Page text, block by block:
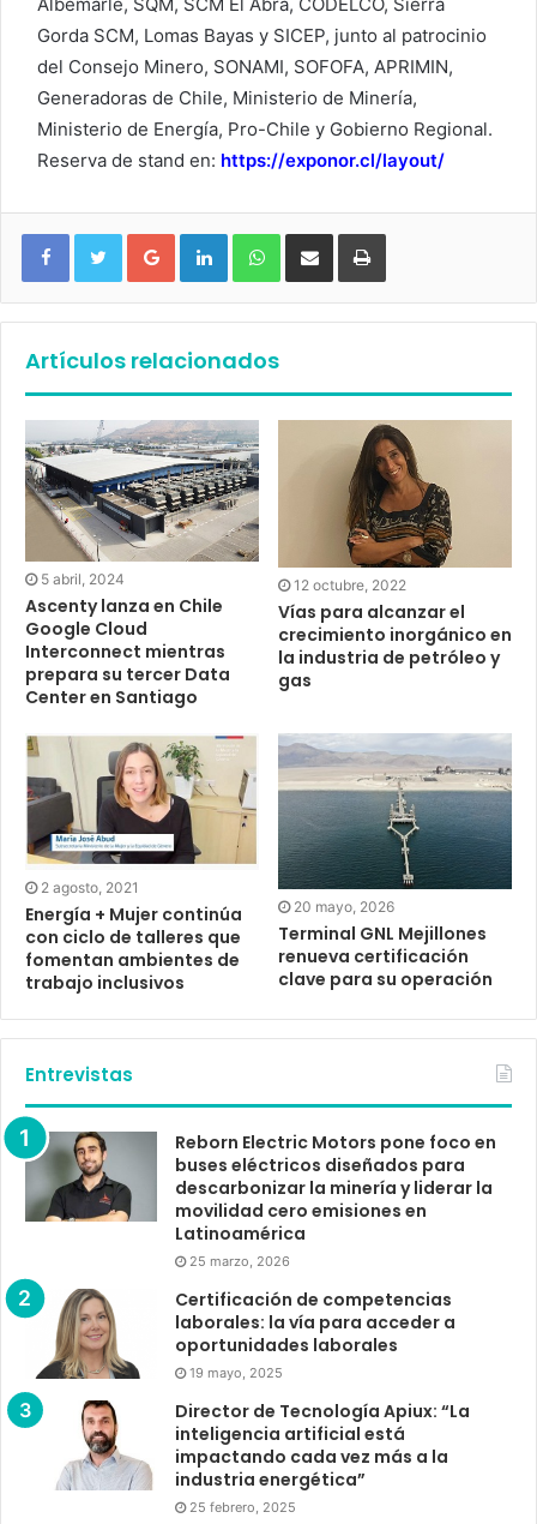
Gorda SCM, Lomas Bayas y SICEP, junto al patrocinio
del Consejo Minero, SONAMI, SOFOFA, APRIMIN,
Generadoras de Chile, Ministerio de Minería,
Ministerio de Energía, Pro-Chile y Gobierno Regional.
Reserva de stand en: https://exponor.cl/layout/
Google+ LinkedIn WhatsApp
Artículos relacionados
5 abril, 2024
Ascenty lanza en Chile
Google Cloud
Interconnect mientras
prepara su tercer Data
Center en Santiago
12 octubre, 2022
Vías para alcanzar el
crecimiento inorgánico en
la industria de petróleo y
gas
2 agosto, 2021
Energía + Mujer continúa
con ciclo de talleres que
fomentan ambientes de
trabajo inclusivos
20 mayo, 2026
Terminal GNL Mejillones
renueva certificación
clave para su operación
Entrevistas
Reborn Electric Motors pone foco en
buses eléctricos diseñados para
descarbonizar la minería y liderar la
movilidad cero emisiones en
Latinoamérica
25 marzo, 2026
Certificación de competencias
laborales: la vía para acceder a
oportunidades laborales
19 mayo, 2025
Director de Tecnología Apiux: “La
inteligencia artificial está
impactando cada vez más a la
industria energética”
25 febrero, 2025